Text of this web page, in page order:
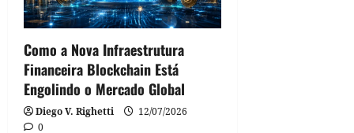
Como a Nova Infraestrutura
Financeira Blockchain Está
Engolindo o Mercado Global
Diego V. Righetti
12/07/2026
0